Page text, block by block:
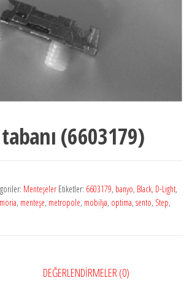
(6603179)
Menteşeler Etiketler: 6603179, banyo, Black, D-Light,
, menteşe, metropole, mobilya, optima, sento, Step,
DEĞERLENDIRMELER (0)